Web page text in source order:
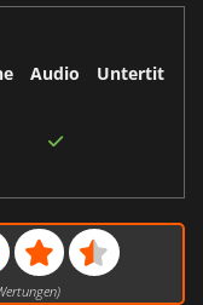
Audio
Untertitel